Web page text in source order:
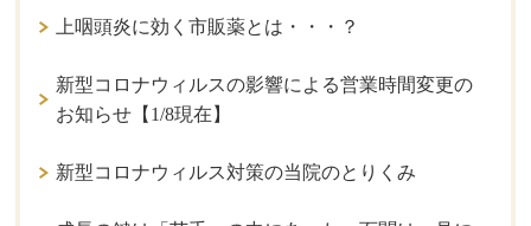
上咽頭炎に効く市販薬とは・・・？
新型コロナウィルスの影響による営業時間変更の
お知らせ【1/8現在】
新型コロナウィルス対策の当院のとりくみ